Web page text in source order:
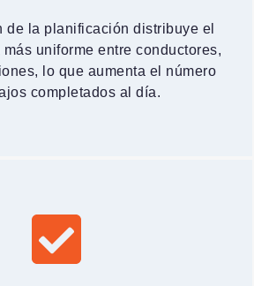
de la planificación distribuye el
uniforme entre conductores,
lo que aumenta el número
completados al día.